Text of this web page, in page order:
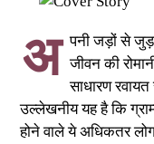
अ पनी जड़ों से
जीवन की
साधारण
उल्लेखनीय यह है कि
होने वाले ये अधिकतर